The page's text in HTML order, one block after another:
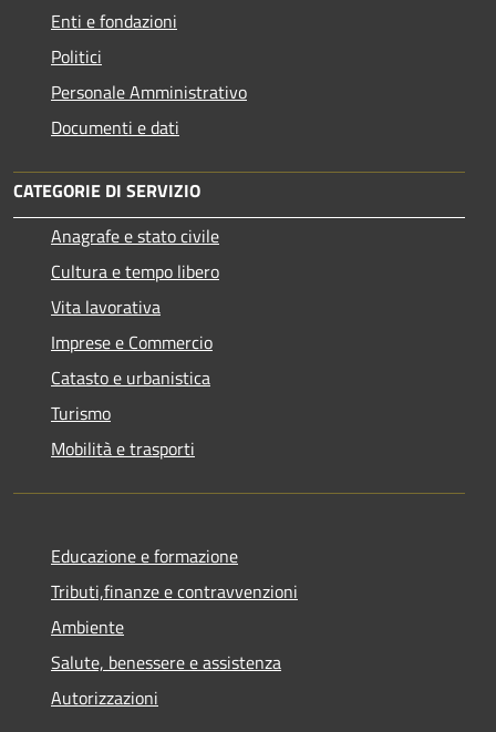
Enti e fondazioni
Politici
Personale Amministrativo
Documenti e dati
CATEGORIE DI SERVIZIO
Anagrafe e stato civile
Cultura e tempo libero
Vita lavorativa
Imprese e Commercio
Catasto e urbanistica
Turismo
Mobilità e trasporti
Educazione e formazione
Tributi,finanze e contravvenzioni
Ambiente
Salute, benessere e assistenza
Autorizzazioni